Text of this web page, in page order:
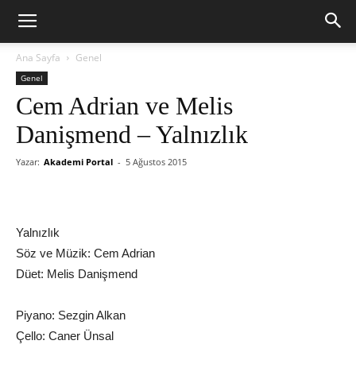
Ana Sayfa Genel
Genel
Cem Adrian ve Melis
Danişmend – Yalnızlık
Yazar: Akademi Portal - 5 Ağustos 2015
Yalnızlık
Söz ve Müzik: Cem Adrian
Düet: Melis Danişmend
Piyano: Sezgin Alkan
Çello: Caner Ünsal